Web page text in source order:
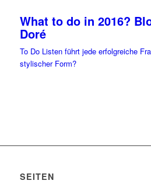
What to do in 2016?
Doré
To Do Listen führt jede erfolgreiche
stylischer Form?
SEITEN